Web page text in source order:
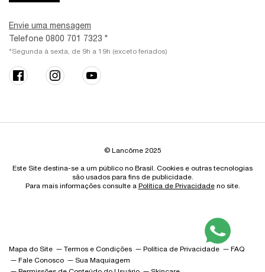
Envie uma mensagem
Telefone 0800 701 7323 *
*Segunda à sexta, de 9h a 19h (exceto feriados)
© Lancôme 2025
Este Site destina-se a um público no Brasil. Cookies e outras tecnologias
são usados para fins de publicidade.
Para mais informações consulte a Política de Privacidadeno site.
Mapa do Site Termos e Condições Política de Privacidade
FAQ
Fale Conosco
Sua Maquiagem